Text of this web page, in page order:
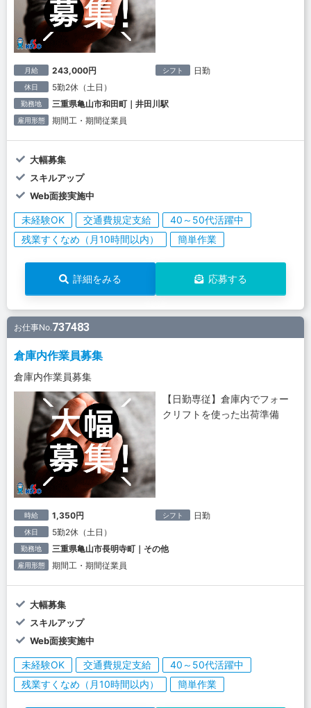
月給 243,000円 シフト 日勤
休日 5勤2休（土日）
勤務地 三重県亀山市和田町｜井田川駅
雇用形態 期間工・期間従業員
大幅募集
スキルアップ
Web面接実施中
未経験OK 交通費規定支給
40～50代活躍中
残業すくなめ（月10時間以内）
簡単作業
詳細をみる 応募する
お仕事No.737483
倉庫内作業員募集
倉庫内作業員募集
【日勤専従】倉庫内でフォー
クリフトを使った出荷準備
時給 1,350円 シフト 日勤
休日 5勤2休（土日）
勤務地 三重県亀山市長明寺町｜その他
雇用形態 期間工・期間従業員
大幅募集
スキルアップ
Web面接実施中
未経験OK 交通費規定支給
40～50代活躍中
残業すくなめ（月10時間以内）
簡単作業